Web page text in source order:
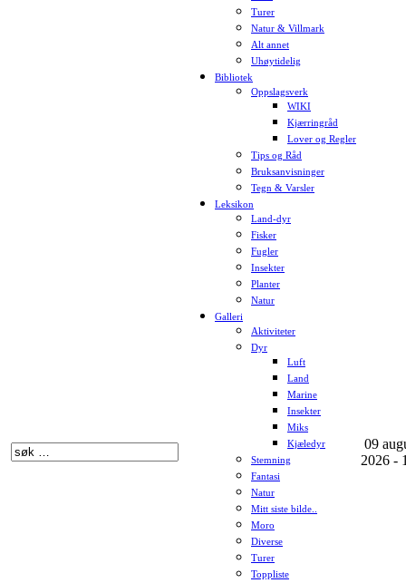
Turer
Natur & Villmark
Alt annet
Uhøytidelig
Bibliotek
Oppslagsverk
WIKI
Kjærringråd
Lover og Regler
Tips og Råd
Bruksanvisninger
Tegn & Varsler
Leksikon
Land-dyr
Fisker
Fugler
Insekter
Planter
Natur
Galleri
Aktiviteter
Dyr
Luft
Land
Marine
Insekter
Miks
Kjæledyr
Stemning
Fantasi
Natur
Mitt siste bilde..
Moro
Diverse
Turer
Toppliste
09
2026 -